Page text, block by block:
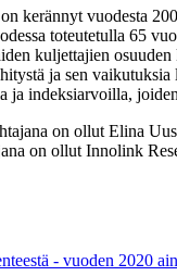
kerännyt vuodesta
toteutetulla 65
kuljettajien
ja sen
indeksiarvoilla,
on ollut Elina
on ollut Innolink
- vuoden 2020